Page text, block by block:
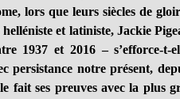
lors que leurs siècles de
et latiniste, Jackie
1937 et 2016 – s’efforce-t-
persistance notre présent,
fait ses preuves avec la plus